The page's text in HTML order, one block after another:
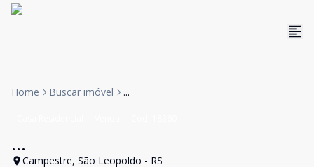
Home Buscar imóvel ...
...
Campestre, São Leopoldo - RS